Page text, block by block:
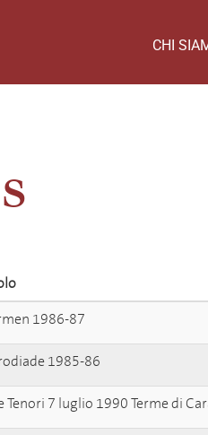
CHI
1986-87
1985-86
Tenori 7 luglio 1990 Terme di